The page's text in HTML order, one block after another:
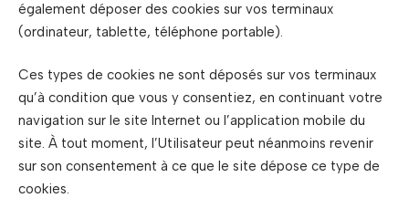
également déposer des cookies sur vos terminaux
(ordinateur, tablette, téléphone portable).
Ces types de cookies ne sont déposés sur vos terminaux
qu’à condition que vous y consentiez, en continuant votre
navigation sur le site Internet ou l’application mobile du
site. À tout moment, l’Utilisateur peut néanmoins revenir
sur son consentement à ce que le site dépose ce type de
cookies.